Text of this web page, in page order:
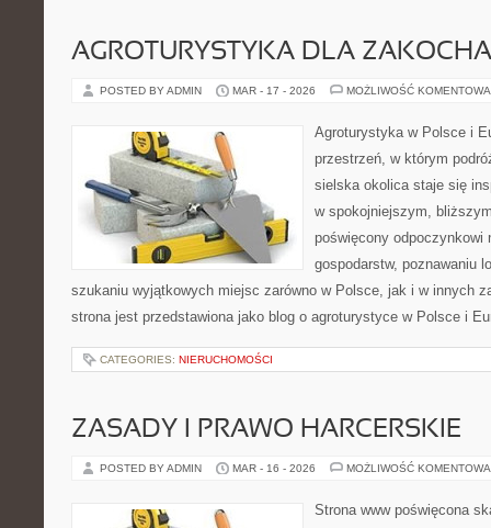
AGROTURYSTYKA DLA
POSTED BY ADMIN MAR - 17 - 2026 MOŻLIWOŚĆ
Agroturystyka w Polsce i
przestrzeń, w którym
sielska okolica staje się
w spokojniejszym,
poświęcony odpoczynkowi
gospodarstw, poznawaniu
szukaniu wyjątkowych miejsc zarówno w Polsce, jak i w innych
strona jest przedstawiona jako blog o agroturystyce w Polsce i
CATEGORIES: NIERUCHOMOŚCI
ZASADY I PRAWO HARCERSKIE
POSTED BY ADMIN MAR - 16 - 2026 MOŻLIWOŚĆ
Strona www poświęcona